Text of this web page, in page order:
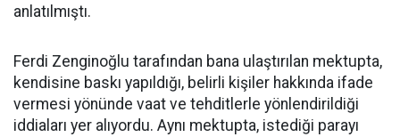
anlatılmıştı.
Ferdi Zenginoğlu tarafından bana ulaştırılan mektupta,
kendisine baskı yapıldığı, belirli kişiler hakkında ifade
vermesi yönünde vaat ve tehditlerle yönlendirildiği
iddiaları yer alıyordu. Aynı mektupta, istediği parayı